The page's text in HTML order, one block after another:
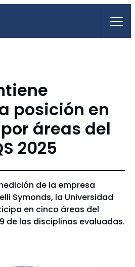
posición en
áreas del
2025
de la empresa
Symonds, la Universidad
en cinco áreas del
de las disciplinas evaluadas.